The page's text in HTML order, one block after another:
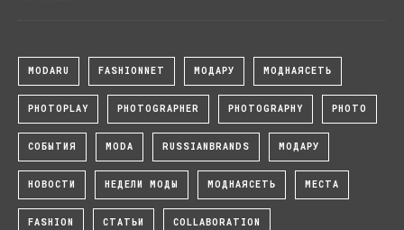
MODARU FASHIONNET МОДАРУ МОДНАЯСЕТЬ
PHOTOPLAY PHOTOGRAPHER PHOTOGRAPHY PHOTO
СОБЫТИЯ MODA RUSSIANBRANDS МОДАРУ
НОВОСТИ НЕДЕЛИ МОДЫ МОДНАЯСЕТЬ МЕСТА
FASHION СТАТЬИ COLLABORATION